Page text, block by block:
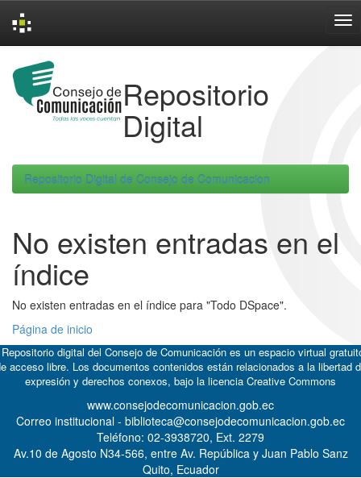
navigation
Repositorio
Digital
Repositorio Digital de Consejo de Comunicacion
No existen entradas en el
índice
No existen entradas en el índice para "Todo DSpace".
Página de inicio
digital del Consejo de Comunicación es un espacio virtual
acceso libre. Los documentos contenidos están relacionados a la libertad
expresión y derechos conexos, bajo la licencia Creative Commons
www.consejodecomunicacion.gob.ec
Correo institucional - biblioteca@consejodecomunicacion.gob.ec
Teléfono: 02-3938720, Ext. 2279
Av.10 de Agosto N34-566, entre Av. República y Juan Pablo Sanz
Quito, Ecuador